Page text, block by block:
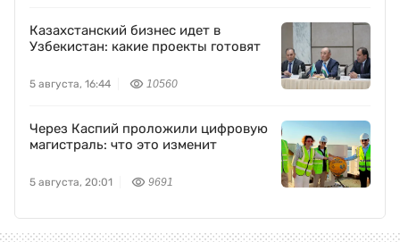
Казахстанский бизнес идет в
Узбекистан: какие проекты готовят
5 августа, 16:44 10560
Через Каспий проложили цифровую
магистраль: что это изменит
5 августа, 20:01 9691